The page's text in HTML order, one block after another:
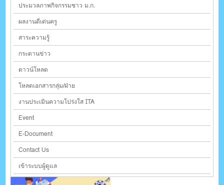
ประมวลภาพกิจกรรมชาว ม.ก.
ผลงานดีเด่นครู
สาระความรู้
กระดานข่าว
ดาวน์โหลด
โหลดเอกสารกลุ่ม/ฝ่าย
งานประเมินความโปร่งใส ITA
Event
E-Document
Contact Us
เข้าระบบผู้ดูแล